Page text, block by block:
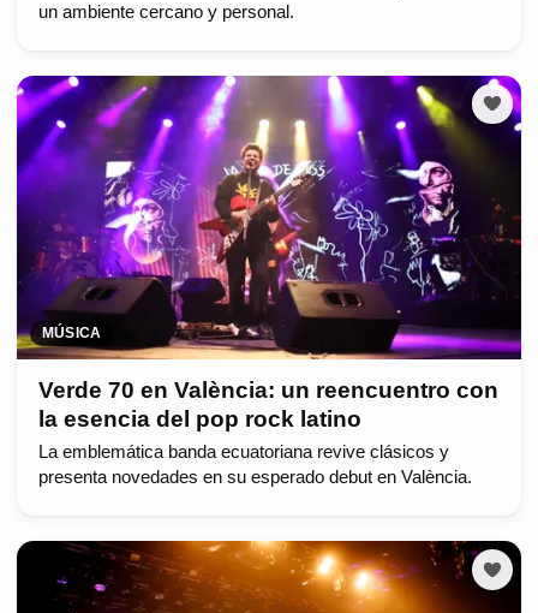
un ambiente cercano y personal.
MÚSICA
Verde 70 en València: un reencuentro con
la esencia del pop rock latino
La emblemática banda ecuatoriana revive clásicos y
presenta novedades en su esperado debut en València.